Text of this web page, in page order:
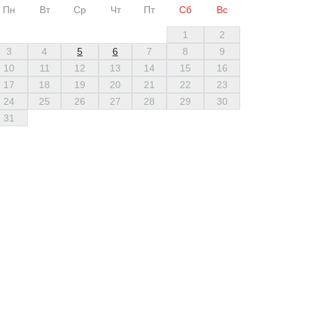
Пн Вт Ср Чт Пт Сб Вс
1
2
3
4 5 6 7 8
9
10
11 12 13 14 15
16
17
18 19 20 21 22
23
24
25 26 27 28 29
30
31